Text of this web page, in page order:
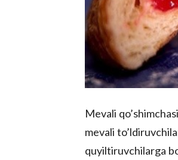
Mevali
mevali
quyiltiruvchilarga